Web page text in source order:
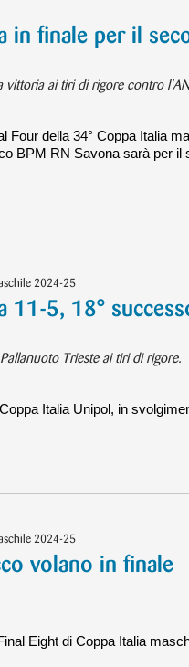
in finale per il
vittoria ai tiri di rigore contro
Four della 34° Coppa Italia
BPM RN Savona sarà per il
2024-25
11-5, 18°
Trieste ai tiri di rigore.
Italia Unipol, in
2024-25
volano in finale
Eight di Coppa Italia